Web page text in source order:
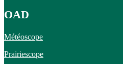
OAD
Météoscope
Prairiescope